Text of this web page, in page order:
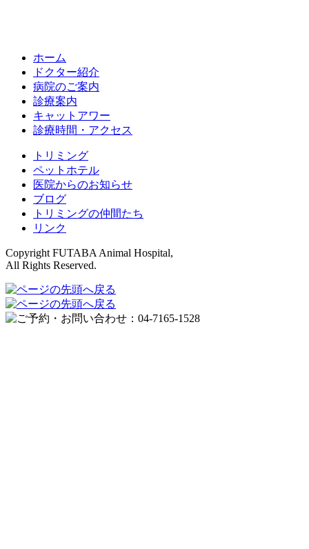
ホーム
ドクター紹介
病院のご案内
診療案内
キャットアワー
診療時間・アクセス
トリミング
ペットホテル
医院からのお知らせ
ブログ
トリミングの仲間たち
リンク
Copyright FUTABA Animal Hospital,
All Rights Reserved.